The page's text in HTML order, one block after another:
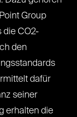
Group
die CO2-
den
dafür
seiner
erhalten die